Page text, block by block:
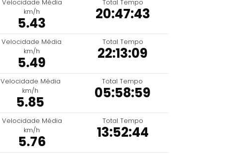
Velocidade Média
km/h
5.43
Total Tempo
20:47:43
Velocidade Média
km/h
5.49
Total Tempo
22:13:09
Velocidade Média
km/h
5.85
Total Tempo
05:58:59
Velocidade Média
km/h
5.76
Total Tempo
13:52:44